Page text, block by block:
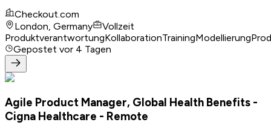
Checkout.com
London, Germany
Vollzeit
ProduktverantwortungKollaborationTrainingModellierung
Gepostet vor 4 Tagen
Agile Product Manager, Global Health Benefits -
Cigna Healthcare - Remote